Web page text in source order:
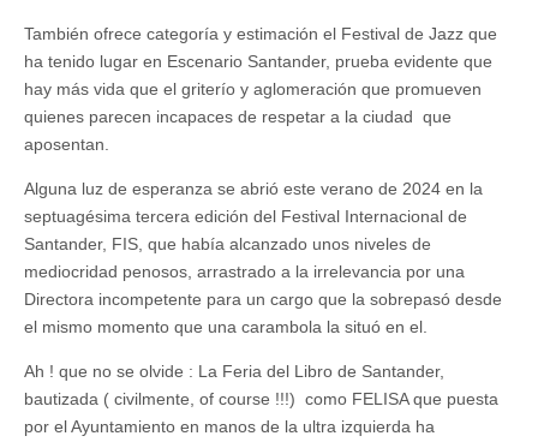
También ofrece categoría y estimación el Festival de Jazz que
ha tenido lugar en Escenario Santander, prueba evidente que
hay más vida que el griterío y aglomeración que promueven
quienes parecen incapaces de respetar a la ciudad que
aposentan.
Alguna luz de esperanza se abrió este verano de 2024 en la
septuagésima tercera edición del Festival Internacional de
Santander, FIS, que había alcanzado unos niveles de
mediocridad penosos, arrastrado a la irrelevancia por una
Directora incompetente para un cargo que la sobrepasó desde
el mismo momento que una carambola la situó en el.
Ah ! que no se olvide : La Feria del Libro de Santander,
bautizada ( civilmente, of course !!!) como FELISA que puesta
por el Ayuntamiento en manos de la ultra izquierda ha